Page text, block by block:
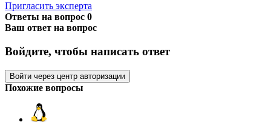
Пригласить эксперта
Ответы на вопрос 0
Ваш ответ на вопрос
Войдите, чтобы написать ответ
Войти через центр авторизации
Похожие вопросы